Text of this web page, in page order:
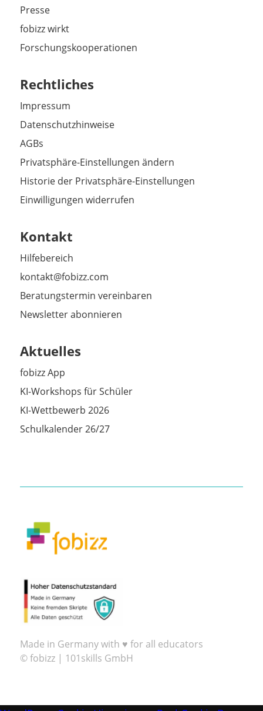
Presse
fobizz wirkt
Forschungskooperationen
Rechtliches
Impressum
Datenschutzhinweise
AGBs
Privatsphäre-Einstellungen ändern
Historie der Privatsphäre-Einstellungen
Einwilligungen widerrufen
Kontakt
Hilfebereich
kontakt@fobizz.com
Beratungstermin vereinbaren
Newsletter abonnieren
Aktuelles
fobizz App
KI-Workshops für Schüler
KI-Wettbewerb 2026
Schulkalender 26/27
Made in Germany with ♥ for all educators
© fobizz | 101skills GmbH